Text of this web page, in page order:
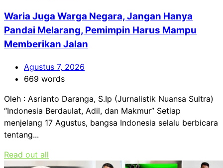
Waria Juga Warga Negara, Jangan Hanya
Pandai Melarang, Pemimpin Harus Mampu
Memberikan Jalan
Agustus 7, 2026
669 words
Oleh : Asrianto Daranga, S.Ip (Jurnalistik Nuansa Sultra)
“Indonesia Berdaulat, Adil, dan Makmur” Setiap
menjelang 17 Agustus, bangsa Indonesia selalu berbicara
tentang...
Read out all